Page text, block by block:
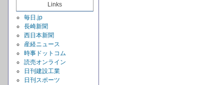
Links
毎日.jp
長崎新聞
西日本新聞
産経ニュース
時事ドットコム
読売オンライン
日刊建設工業
日刊スポーツ